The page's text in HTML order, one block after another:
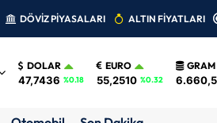
DÖVİZ PİYASALARI ALTIN FİYATLARI
DOLAR
47,7436 %0.18
EURO
55,2510 %0.32